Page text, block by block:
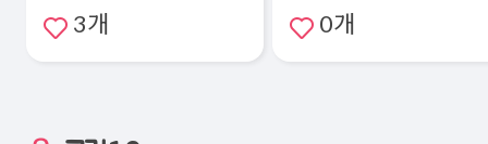
3개 0개